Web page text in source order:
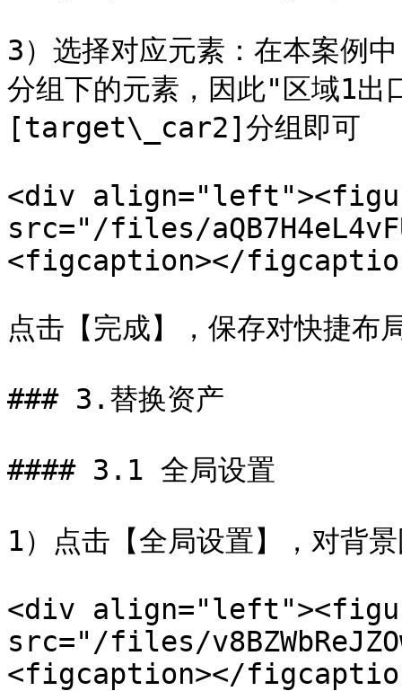
3）选择对应元素：在本案
分组下的元素，因此"区域1
[target\_car2]分组即可
<div
src="/files/
<figcaption></
点击【完成】，保存对快捷布
### 3.替换资产
#### 3.1 全局设置
1）点击【全局设置】，对背
<div
src="/files/
<figcaption></